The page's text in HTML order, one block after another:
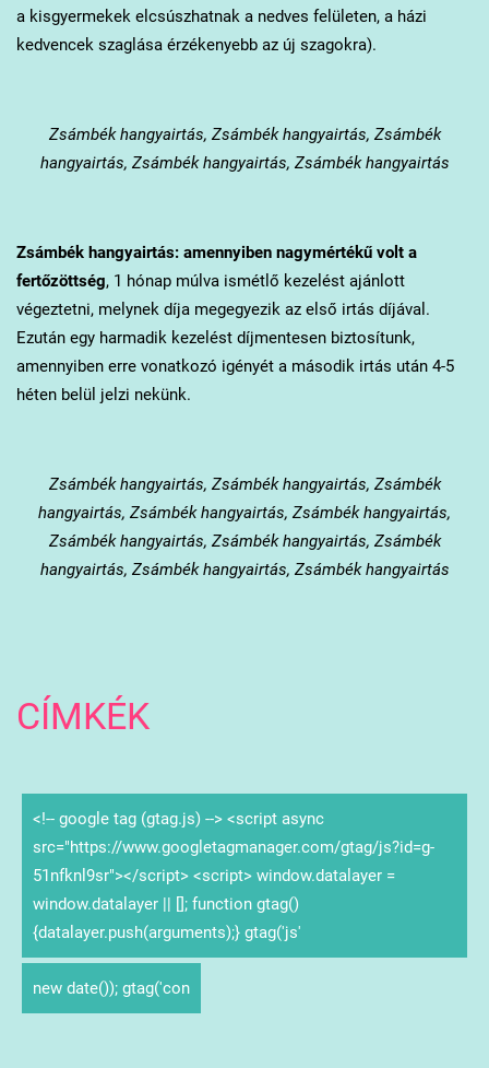
a kisgyermekek elcsúszhatnak a nedves felületen, a házi
kedvencek szaglása érzékenyebb az új szagokra).
Zsámbékhangyairtás, Zsámbék hangyairtás, Zsámbék
hangyairtás, Zsámbék hangyairtás, Zsámbék hangyairtás
Zsámbékhangyairtás: amennyiben nagymértékű volt a
fertőzöttség, 1 hónap múlva ismétlő kezelést ajánlott
végeztetni, melynek díja megegyezik az első irtás díjával.
Ezután egy harmadik kezelést díjmentesen biztosítunk,
amennyiben erre vonatkozó igényét a második irtás után 4-5
héten belül jelzi nekünk.
Zsámbékhangyairtás, Zsámbék hangyairtás, Zsámbék
hangyairtás, Zsámbék hangyairtás, Zsámbék hangyairtás,
Zsámbék hangyairtás, Zsámbék hangyairtás, Zsámbék
hangyairtás, Zsámbék hangyairtás, Zsámbék hangyairtás
CÍMKÉK
<!-- google tag (gtag.js) --> <script async
src="https://www.googletagmanager.com/gtag/js?id=g-
51nfknl9sr"></script> <script> window.datalayer =
window.datalayer || []; function gtag()
{datalayer.push(arguments);} gtag('js'
new date()); gtag('con